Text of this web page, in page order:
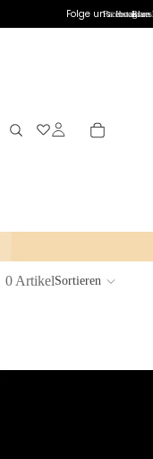
Folge uns:Facebook
Instagram
0 ArtikelSortieren